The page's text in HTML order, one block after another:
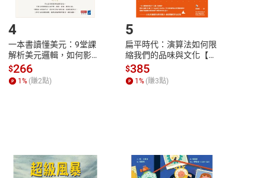
號，下載書籍後看書
4
一本書讀懂美元：9堂課
解析美元邏輯，如何影響
全球經濟和每個人的投資
【電子書】
$266
1% (賺2點)
5
扁平時代：演算法如何限
縮我們的品味與文化【電
子書】
$385
1% (賺3點)